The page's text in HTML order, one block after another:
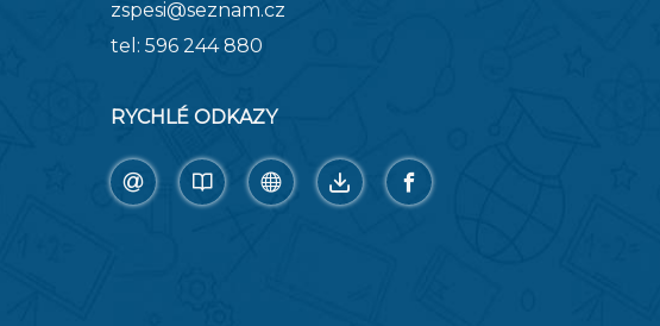
zspesi@seznam.cz
tel: 596 244 880
RYCHLÉ ODKAZY